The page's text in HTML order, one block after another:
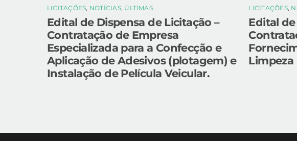
LICITAÇÕES, NOTÍCIAS, ÚLTIMAS
Edital de Dispensa de Licitação –
Contratação de Empresa
Especializada para a Confecção e
Aplicação de Adesivos (plotagem) e
Instalação de Película Veicular.
LICITAÇÕES,
Edital
Limpeza